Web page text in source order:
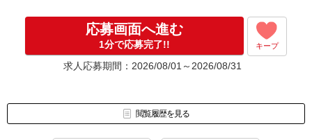
応募画面へ進む
1分で応募完了!! キープ
求人応募期間：2026/08/01～2026/08/31
閲覧履歴を見る